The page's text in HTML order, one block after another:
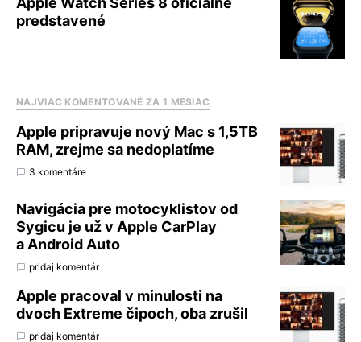
predstavené
NAJVIAC KOMENTOVANÉ ZA 1 MESIAC
Apple pripravuje nový Mac s 1,5TB
RAM, zrejme sa nedoplatíme
3 komentáre
Navigácia pre motocyklistov od
Sygicu je už v Apple CarPlay
a Android Auto
pridaj komentár
Apple pracoval v minulosti na
dvoch Extreme čipoch, oba zrušil
pridaj komentár